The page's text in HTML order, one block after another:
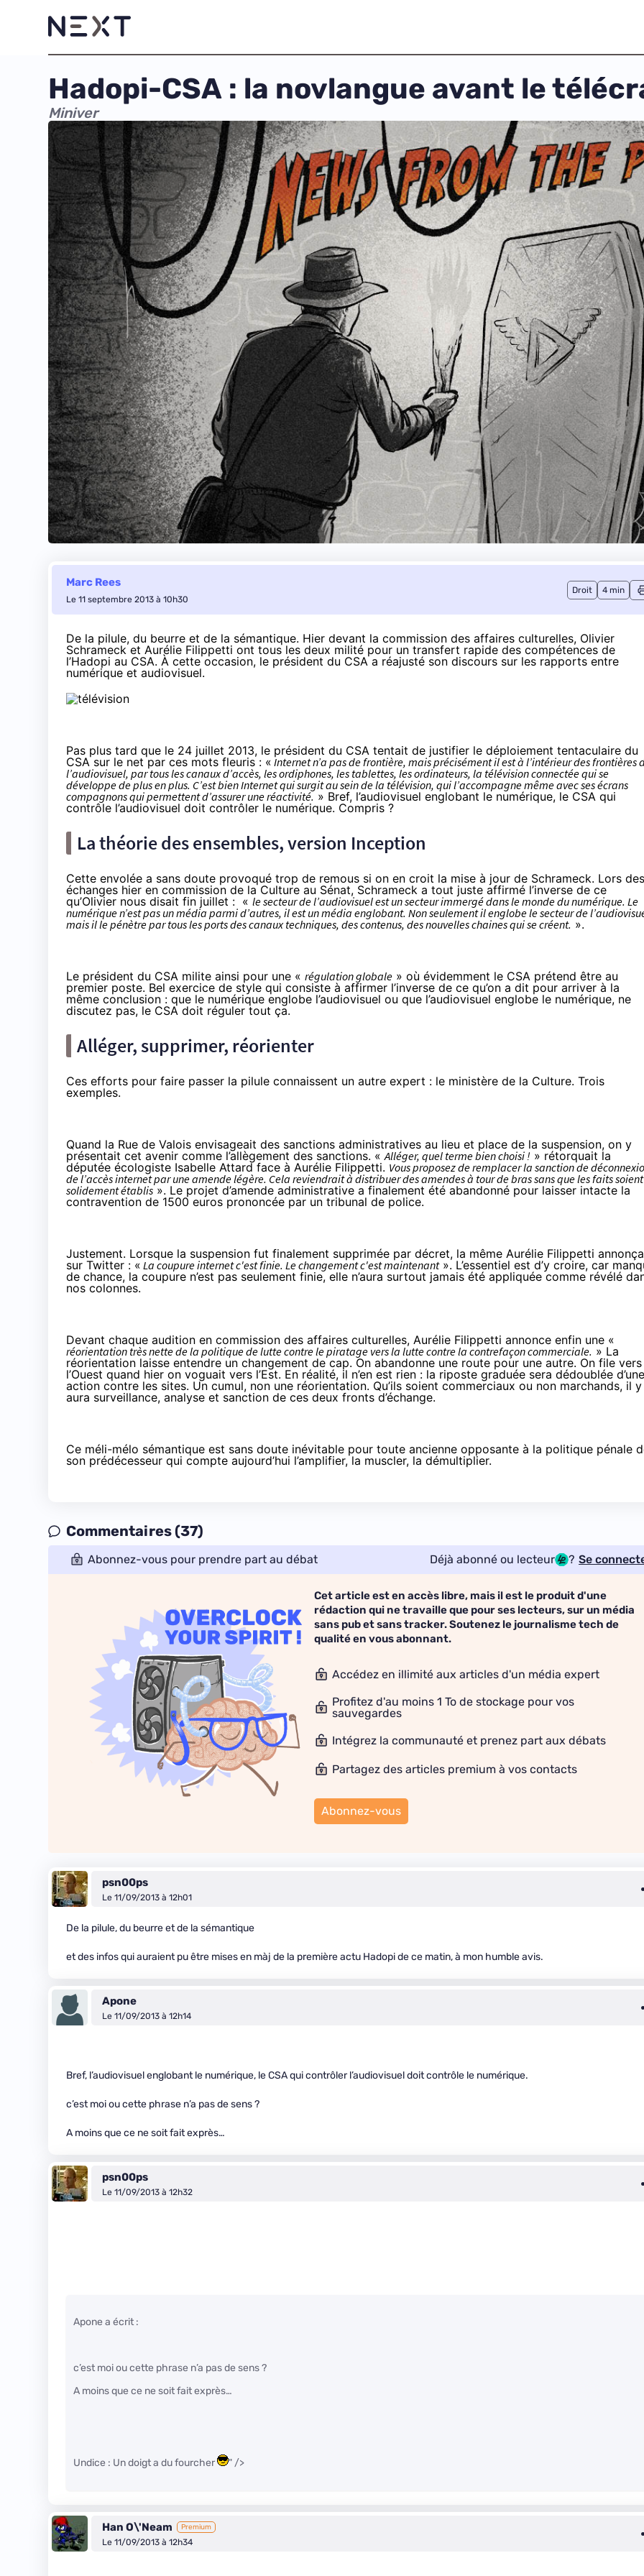
Hadopi-CSA : la novlangue avant le
Miniver
Marc Rees
Le 11 septembre 2013 à 10h30
Droit 4 min
De la pilule, du beurre et de la sémantique. Hier devant la commission des affaires culturelles, Olivier
Schrameck et Aurélie Filippetti ont tous les deux milité pour un transfert rapide des compétences de
l’Hadopi au CSA. À cette occasion, le président du CSA a réajusté son discours sur les rapports entre
numérique et audiovisuel.
Pas plus tard que le 24 juillet 2013, le président du CSA tentait de justifier le déploiement tentaculaire du
CSA sur le net par ces mots fleuris : « Internet n’a pas de frontière, mais précisément il est à l’intérieur des frontières
l’audiovisuel, par tous les canaux d’accès, les ordiphones, les tablettes, les ordinateurs, la télévision connectée qui se
développe de plus en plus. C’est bien Internet qui surgit au sein de la télévision, qui l’accompagne même avec ses écrans
compagnons qui permettent d’assurer une réactivité. » Bref, l’audiovisuel englobant le numérique, le CSA qui
contrôle l’audiovisuel doit contrôler le numérique. Compris ?
La théorie des ensembles, version Inception
Cette envolée a sans doute provoqué trop de remous si on en croit la mise à jour de Schrameck. Lors des
échanges hier en commission de la Culture au Sénat, Schrameck a tout juste affirmé l’inverse de ce
qu’Olivier nous disait fin juillet : « le secteur de l’audiovisuel est un secteur immergé dans le monde du numérique. Le
numérique n’est pas un média parmi d’autres, il est un média englobant. Non seulement il englobe le secteur de
mais il le pénètre par tous les ports des canaux techniques, des contenus, des nouvelles chaines qui se créent. ».
Le président du CSA milite ainsi pour une « régulation globale » où évidemment le CSA prétend être au
premier poste. Bel exercice de style qui consiste à affirmer l’inverse de ce qu’on a dit pour arriver à la
même conclusion : que le numérique englobe l’audiovisuel ou que l’audiovisuel englobe le numérique, ne
discutez pas, le CSA doit réguler tout ça.
Alléger, supprimer, réorienter
Ces efforts pour faire passer la pilule connaissent un autre expert : le ministère de la Culture. Trois
exemples.
Quand la Rue de Valois envisageait des sanctions administratives au lieu et place de la suspension, on y
présentait cet avenir comme l’allègement des sanctions. «Alléger, quel terme bien choisi ! » rétorquait la
députée écologiste Isabelle Attard face à Aurélie Filippetti. Vous proposez de remplacer la sanction de
de l’accès internet par une amende légère. Cela reviendrait à distribuer des amendes à tour de bras sans que les faits soient
solidement établis ». Le projet d’amende administrative a finalement été abandonné pour laisser intacte la
contravention de 1500 euros prononcée par un tribunal de police.
Justement. Lorsque la suspension fut finalement supprimée par décret, la même Aurélie Filippetti
sur Twitter : « La coupure internet c'est finie. Le changement c'est maintenant». L’essentiel est d’y croire, car
de chance, la coupure n’est pas seulement finie, elle n’aura surtout jamais été appliquéecomme révélé
nos colonnes.
Devant chaque audition en commission des affaires culturelles, Aurélie Filippetti annonce enfin une «
réorientation très nette de la politique de lutte contre le piratage vers la lutte contre la contrefaçon commerciale. » La
réorientation laisse entendre un changement de cap. On abandonne une route pour une autre. On file vers
l’Ouest quand hier on voguait vers l’Est. En réalité, il n’en est rien : la riposte graduée sera dédoublée d’une
action contre les sites. Un cumul, non une réorientation. Qu’ils soient commerciaux ou non marchands, il y
aura surveillance, analyse et sanction de ces deux fronts d’échange.
Ce méli-mélo sémantique est sans doute inévitable pour toute ancienne opposante à la politique pénale
son prédécesseur qui compte aujourd’hui l’amplifier, la muscler, la démultiplier.
Commentaires (37)
Abonnez-vous pour prendre part au débat Déjà abonné ou lecteur ? Se
Cet article est en accès libre, mais il est le produit d'une
rédaction qui ne travaille que pour ses lecteurs, sur un média
sans pub et sans tracker. Soutenez le journalisme tech de
qualité en vous abonnant.
Accédez en illimité aux articles d'un média expert
Profitez d'au moins 1 To de stockage pour vos
sauvegardes
Intégrez la communauté et prenez part aux débats
Partagez des articles premium à vos contacts
Abonnez-vous
psn00ps
Le 11/09/2013 à 12h01
De la pilule, du beurre et de la sémantique
et des infos qui auraient pu être mises en màj de la première actu Hadopi de ce matin, à mon humble avis.
Apone
Le 11/09/2013 à 12h14
Bref, l’audiovisuel englobant le numérique, le CSA qui contrôler l’audiovisuel doit contrôle le numérique.
c’est moi ou cette phrase n’a pas de sens ?
A moins que ce ne soit fait exprès…
psn00ps
Le 11/09/2013 à 12h32
Apone a écrit :
c’est moi ou cette phrase n’a pas de sens ?
A moins que ce ne soit fait exprès…
Undice : Un doigt a du fourcher " />
Han O\'Neam Premium
Le 11/09/2013 à 12h34